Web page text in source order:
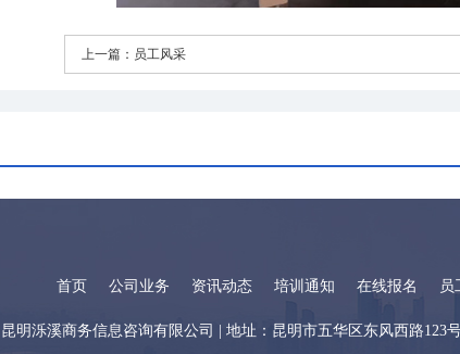
上一篇： 员工风采
首页 公司业务 资讯动态 培训通知 在线报名 员
明泺溪商务信息咨询有限公司 | 地址：昆明市五华区东风西路123